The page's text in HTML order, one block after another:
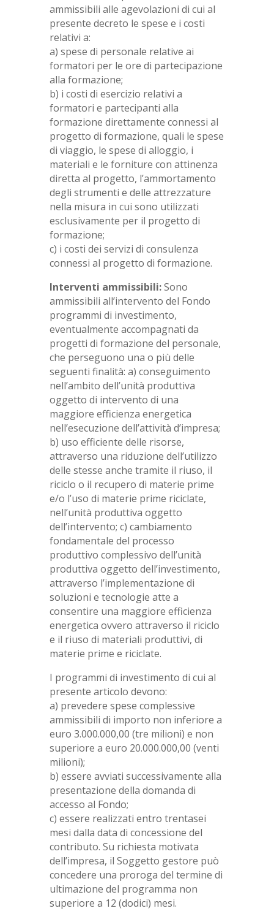
ammissibili alle agevolazioni di cui al
presente decreto le spese e i costi
relativi a:
a) spese di personale relative ai
formatori per le ore di partecipazione
alla formazione;
b) i costi di esercizio relativi a
formatori e partecipanti alla
formazione direttamente connessi al
progetto di formazione, quali le spese
di viaggio, le spese di alloggio, i
materiali e le forniture con attinenza
diretta al progetto, l’ammortamento
degli strumenti e delle attrezzature
nella misura in cui sono utilizzati
esclusivamente per il progetto di
formazione;
c) i costi dei servizi di consulenza
connessi al progetto di formazione.
Interventi ammissibili:Sono
ammissibili all’intervento del Fondo
programmi di investimento,
eventualmente accompagnati da
progetti di formazione del personale,
che perseguono una o più delle
seguenti finalità: a) conseguimento
nell’ambito dell’unità produttiva
oggetto di intervento di una
maggiore efficienza energetica
nell’esecuzione dell’attività d’impresa;
b) uso efficiente delle risorse,
attraverso una riduzione dell’utilizzo
delle stesse anche tramite il riuso, il
riciclo o il recupero di materie prime
e/o l’uso di materie prime riciclate,
nell’unità produttiva oggetto
dell’intervento; c) cambiamento
fondamentale del processo
produttivo complessivo dell’unità
produttiva oggetto dell’investimento,
attraverso l’implementazione di
soluzioni e tecnologie atte a
consentire una maggiore efficienza
energetica ovvero attraverso il riciclo
e il riuso di materiali produttivi, di
materie prime e riciclate.
I programmi di investimento di cui al
presente articolo devono:
a) prevedere spese complessive
ammissibili di importo non inferiore a
euro 3.000.000,00 (tre milioni) e non
superiore a euro 20.000.000,00 (venti
milioni);
b) essere avviati successivamente alla
presentazione della domanda di
accesso al Fondo;
c) essere realizzati entro trentasei
mesi dalla data di concessione del
contributo. Su richiesta motivata
dell’impresa, il Soggetto gestore può
concedere una proroga del termine di
ultimazione del programma non
superiore a 12 (dodici) mesi.